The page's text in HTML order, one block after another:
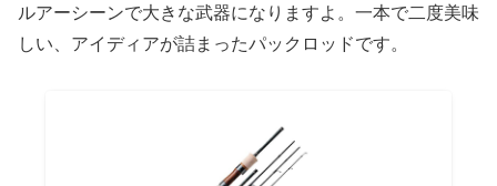
ルアーシーンで大きな武器になりますよ。一本で二度美味
しい、アイディアが詰まったパックロッドです。